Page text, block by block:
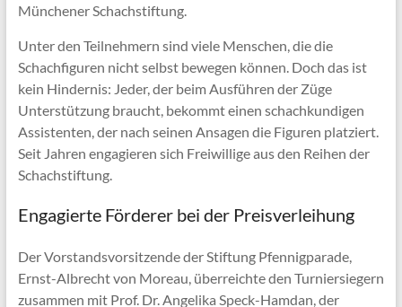
Münchener Schachstiftung.
Unter den Teilnehmern sind viele Menschen, die die
Schachfiguren nicht selbst bewegen können. Doch das ist
kein Hindernis: Jeder, der beim Ausführen der Züge
Unterstützung braucht, bekommt einen schachkundigen
Assistenten, der nach seinen Ansagen die Figuren platziert.
Seit Jahren engagieren sich Freiwillige aus den Reihen der
Schachstiftung.
Engagierte Förderer bei der Preisverleihung
Der Vorstandsvorsitzende der Stiftung Pfennigparade,
Ernst-Albrecht von Moreau, überreichte den Turniersiegern
zusammen mit Prof. Dr. Angelika Speck-Hamdan, der